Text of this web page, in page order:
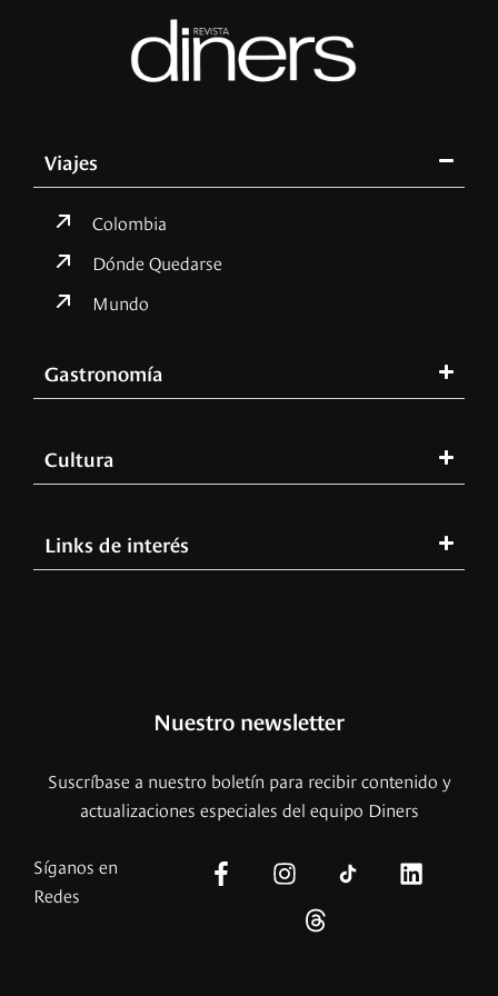
Viajes
Colombia
Dónde Quedarse
Mundo
Gastronomía
Cultura
Links de interés
Nuestro newsletter
Suscríbase a nuestro boletín para recibir contenido y
actualizaciones especiales del equipo Diners
Síganos en
Redes